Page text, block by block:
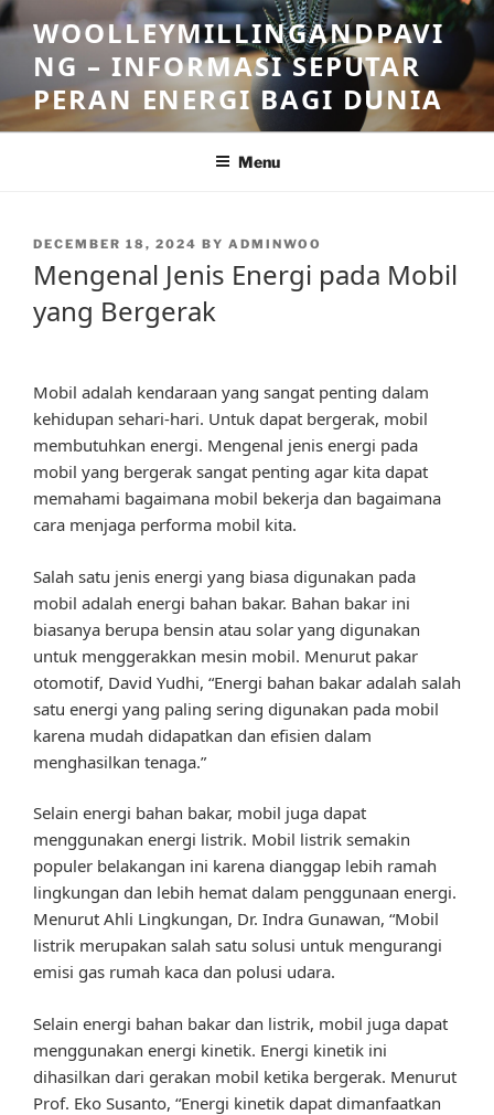
Skip
to
content
WOOLLEYMILLINGANDPAVI
NG – INFORMASI SEPUTAR
PERAN ENERGI BAGI DUNIA
Menu
POSTED
DECEMBER 18, 2024 BY ADMINWOO
Mengenal Jenis Energi pada Mobil
yang Bergerak
Mobil adalah kendaraan yang sangat penting dalam
kehidupan sehari-hari. Untuk dapat bergerak, mobil
membutuhkan energi. Mengenal jenis energi pada
mobil yang bergerak sangat penting agar kita dapat
memahami bagaimana mobil bekerja dan bagaimana
cara menjaga performa mobil kita.
Salah satu jenis energi yang biasa digunakan pada
mobil adalah energi bahan bakar. Bahan bakar ini
biasanya berupa bensin atau solar yang digunakan
untuk menggerakkan mesin mobil. Menurut pakar
otomotif, David Yudhi, “Energi bahan bakar adalah salah
satu energi yang paling sering digunakan pada mobil
karena mudah didapatkan dan efisien dalam
menghasilkan tenaga.”
Selain energi bahan bakar, mobil juga dapat
menggunakan energi listrik. Mobil listrik semakin
populer belakangan ini karena dianggap lebih ramah
lingkungan dan lebih hemat dalam penggunaan energi.
Menurut Ahli Lingkungan, Dr. Indra Gunawan, “Mobil
listrik merupakan salah satu solusi untuk mengurangi
emisi gas rumah kaca dan polusi udara.
Selain energi bahan bakar dan listrik, mobil juga dapat
menggunakan energi kinetik. Energi kinetik ini
dihasilkan dari gerakan mobil ketika bergerak. Menurut
Prof. Eko Susanto, “Energi kinetik dapat dimanfaatkan